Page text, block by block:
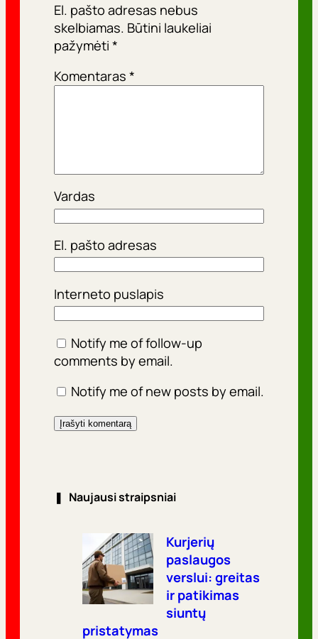
El. pašto adresas nebus
skelbiamas. Būtini laukeliai
pažymėti *
Komentaras *
Vardas
El. pašto adresas
Interneto puslapis
Notify me of follow-up
comments by email.
Notify me of new posts by email.
❚ Naujausi straipsniai
Kurjerių
paslaugos
verslui: greitas
ir patikimas
siuntų
pristatymas